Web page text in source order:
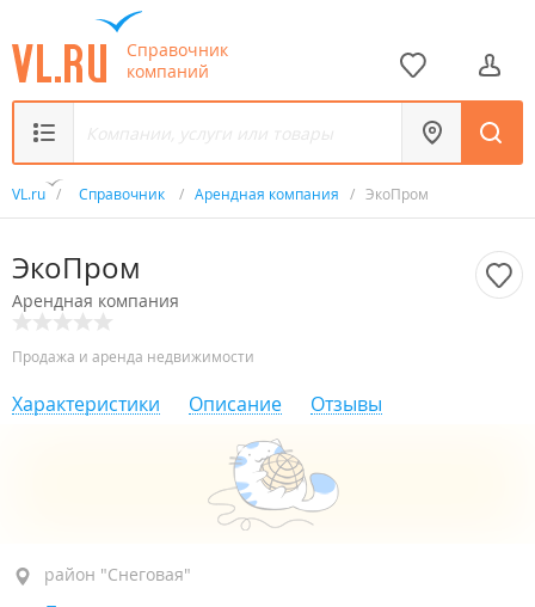
Справочник
компаний
VL.ru / Справочник / Арендная компания / ЭкоПром
ЭкоПром
Арендная компания
Продажа и аренда недвижимости
Характеристики Описание Отзывы
район "Снеговая", ул. Снеговая, 5А
район "Снеговая"